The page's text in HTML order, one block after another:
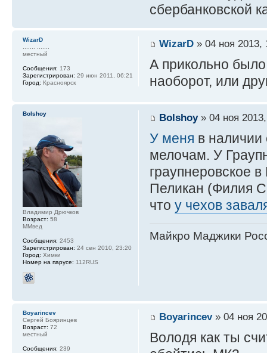
сбербанковской
WizarD» 04 ноя 2013,
А прикольно
наоборот, или
WizarD
местный
Сообщения: 173
Зарегистрирован: 29 июн 2011, 06:21
Город: Красноярск
Bolshoy» 04 ноя
У меня в наличии
мелочам. У
граупнеровское
Пеликан (Филия
что у чехов
Майкро Маджики
Bolshoy
Владимир Дрючков
Возраст: 58
ММвед
Сообщения: 2453
Зарегистрирован: 24 сен 2010, 23:20
Город: Химки
Номер на парусе: 112RUS
Boyarincev» 04 ноя
Володя как ты
Boyarincev
Сергей Бояринцев
Возраст: 72
местный
Сообщения: 239